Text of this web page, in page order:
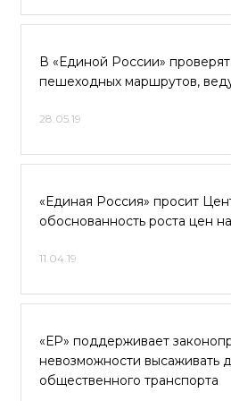
В «Единой России»
пешеходных маршрутов,
28.05.19
«Единая Россия» просит
обоснованность роста цен
11.04.19
«ЕР» поддерживает
невозможности высаживать
общественного транспорта